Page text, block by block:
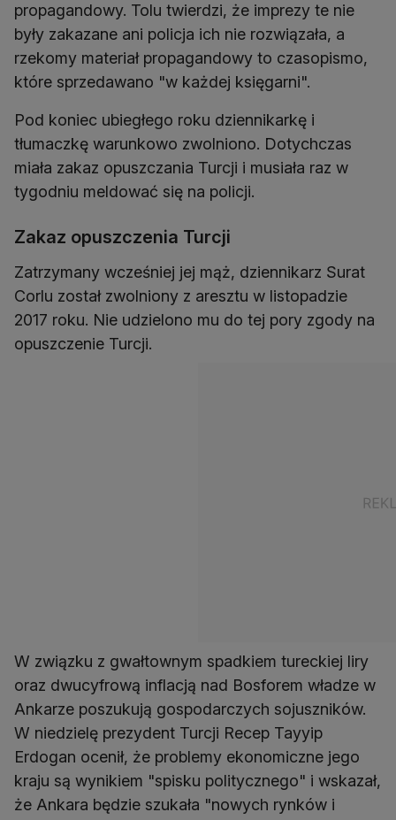
propagandowy. Tolu twierdzi, że imprezy te nie
były zakazane ani policja ich nie rozwiązała, a
rzekomy materiał propagandowy to czasopismo,
które sprzedawano "w każdej księgarni".
Pod koniec ubiegłego roku dziennikarkę i
tłumaczkę warunkowo zwolniono. Dotychczas
miała zakaz opuszczania Turcji i musiała raz w
tygodniu meldować się na policji.
Zakaz opuszczenia Turcji
Zatrzymany wcześniej jej mąż, dziennikarz Surat
Corlu został zwolniony z aresztu w listopadzie
2017 roku. Nie udzielono mu do tej pory zgody na
opuszczenie Turcji.
W związku z gwałtownym spadkiem tureckiej liry
oraz dwucyfrową inflacją nad Bosforem władze w
Ankarze poszukują gospodarczych sojuszników.
W niedzielę prezydent Turcji Recep Tayyip
Erdogan ocenił, że problemy ekonomiczne jego
kraju są wynikiem "spisku politycznego" i wskazał,
że Ankara będzie szukała "nowych rynków i